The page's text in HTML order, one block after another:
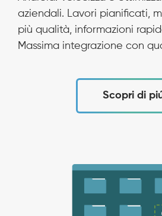
aziendali. Lavori pianificati,
più qualità, informazioni
Massima integrazione con
Scopri di